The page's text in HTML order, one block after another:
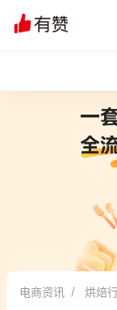
面对面聊增长
电商资讯 烘焙